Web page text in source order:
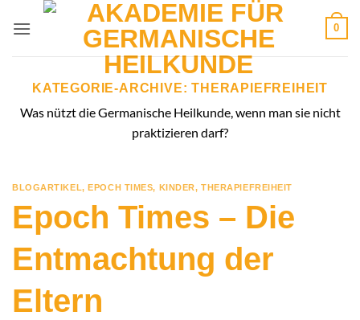
Inhalt
0
KATEGORIE-ARCHIVE:THERAPIEFREIHEIT
Was nützt die Germanische Heilkunde, wenn man sie nicht
praktizieren darf?
BLOGARTIKEL,EPOCH TIMES, KINDER,THERAPIEFREIHEIT
Epoch Times – Die
Entmachtung der
Eltern